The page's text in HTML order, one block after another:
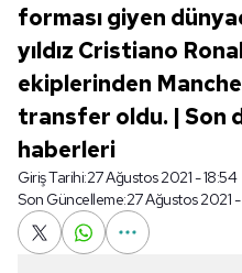
forması giyen
yıldız Cristiano
ekiplerinden
transfer oldu. | Son
haberleri
Giriş Tarihi:27 Ağustos 2021 - 18:54
Son Güncelleme:27 Ağustos 2021